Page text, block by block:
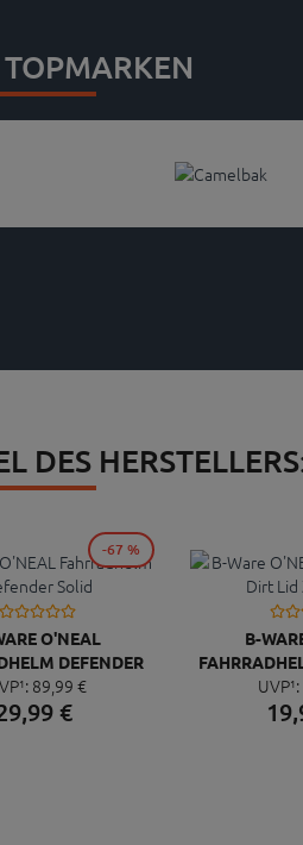
TOPMARKEN
DES
O'NEAL
DEFENDER
SOLID
89, 99 €
99€
-67 %
B-
UVP¹:
19,